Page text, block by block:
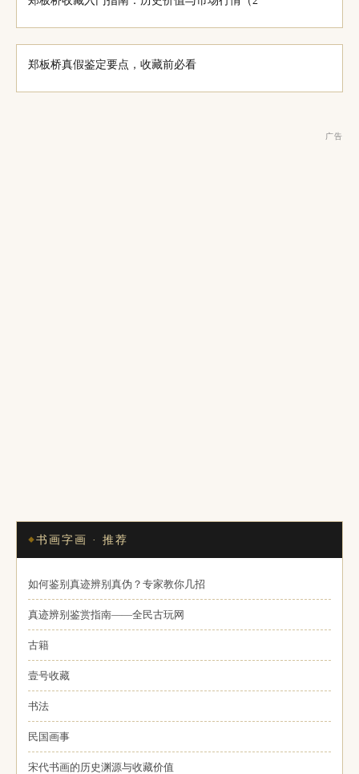
郑板桥真假鉴定要点，收藏前必看
广告
书画字画 · 推荐
如何鉴别真迹辨别真伪？专家教你几招
真迹辨别鉴赏指南——全民古玩网
古籍
壹号收藏
书法
民国画事
宋代书画的历史渊源与收藏价值